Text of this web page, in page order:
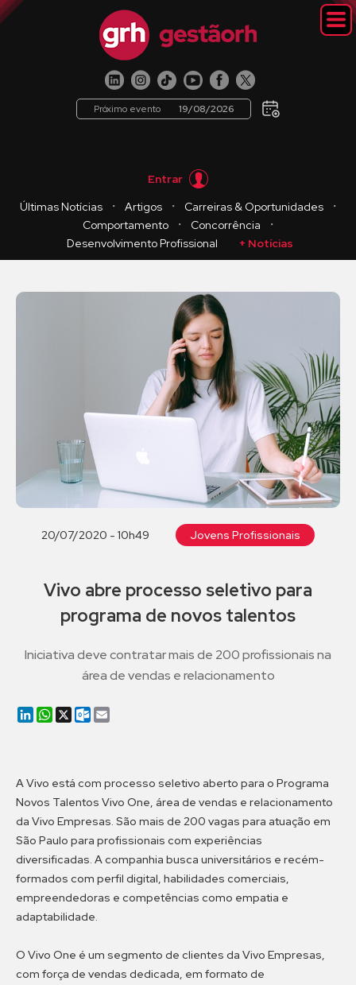
Próximo evento 19/08/2026
Entrar
Últimas Notícias
・ Artigos ・ Carreiras & Oportunidades
・
Comportamento
・ Concorrência
・
Desenvolvimento Profissional
+ Notícias
20/07/2020 - 10h49 Jovens Profissionais
Vivo abre processo seletivo para
programa de novos talentos
Iniciativa deve contratar mais de 200 profissionais na
área de vendas e relacionamento
LinkedIn
WhatsApp
X Outlook.com
A Vivo está com processo seletivo aberto para o Programa
Novos Talentos Vivo One, área de vendas e relacionamento
da Vivo Empresas. São mais de 200 vagas para atuação em
São Paulo para profissionais com experiências
diversificadas. A companhia busca universitários e recém-
formados com perfil digital, habilidades comerciais,
empreendedoras e competências como empatia e
adaptabilidade.
O Vivo One é um segmento de clientes da Vivo Empresas,
com força de vendas dedicada, em formato de